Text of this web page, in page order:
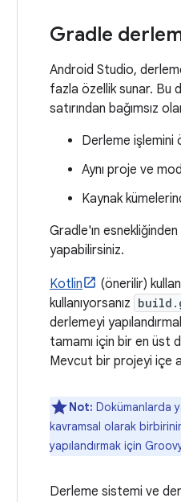
Gradle
Android Studio,
fazla özellik sunar. Bu
satırından bağımsız
Derleme işlemini
Aynı proje ve
Kaynak
Gradle'ın
yapabilirsiniz.
Kotlin (önerilir)
kullanıyorsanız
derlemeyi
tamamı için bir en üst
Mevcut bir projeyi içe
Not: Dokümanlarda
kavramsal olarak
yapılandırmak için
Derleme sistemi ve